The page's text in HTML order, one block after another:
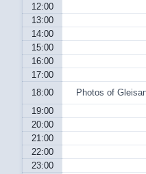
12:00
13:00
14:00
15:00
16:00
17:00
18:00
Photos of
19:00
20:00
21:00
22:00
23:00